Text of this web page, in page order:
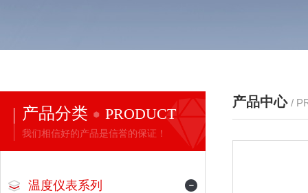
产品分类 PRODUCT
我们相信好的产品是信誉的保证！
温度仪表系列
产品中心 /